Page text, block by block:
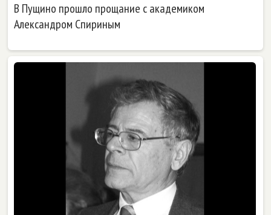
В Пущино прошло прощание с академиком
Александром Спириным